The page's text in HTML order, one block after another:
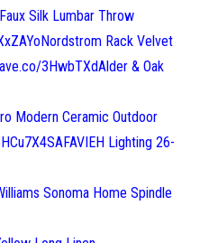
Silk Lumbar Throw
Rack Velvet
3HwbTXdAlder & Oak
Modern Ceramic Outdoor
Lighting 26-
Sonoma Home Spindle